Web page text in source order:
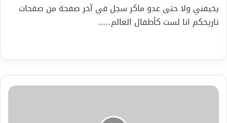
يخيفني ولا حتى عدو ماكر سجل في آخر صفحة من صفحات
تاريخكم انا لست كأطفال العالم…..
بتعرفي